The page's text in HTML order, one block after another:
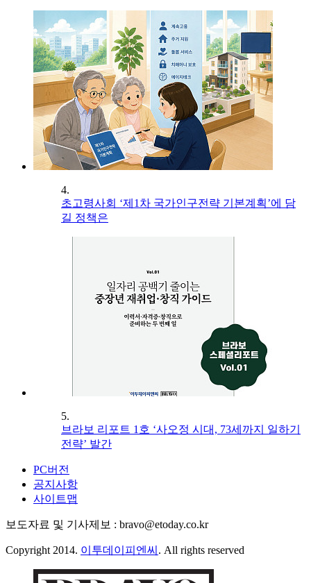
4.
초고령사회 ‘제1차 국가인구전략 기본계획’에 담
길 정책은
5.
브라보 리포트 1호 ‘사오정 시대, 73세까지 일하기
전략’ 발간
PC버전
공지사항
사이트맵
보도자료 및 기사제보 : bravo@etoday.co.kr
Copyright 2014. 이투데이피엔씨 . All rights reserved